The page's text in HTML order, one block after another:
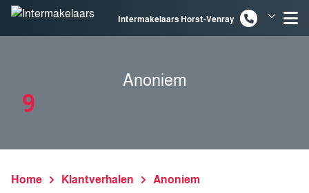
Spring naar inhoud
Intermakelaars Horst-Venray
Anoniem
9
Home Klantverhalen Anoniem